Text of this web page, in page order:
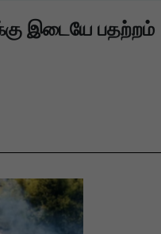
இடையே பதற்றம்